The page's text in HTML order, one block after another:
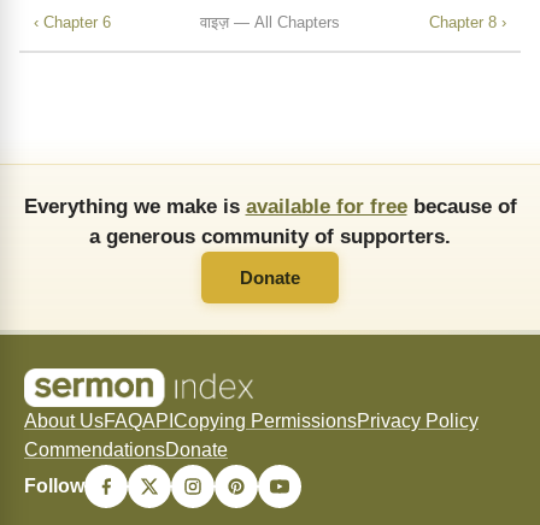
‹ Chapter 6 वाइज़ — All Chapters Chapter 8 ›
Everything we make is available for freebecause of
a generous community of supporters.
Donate
About UsFAQAPI Copying PermissionsPrivacy Policy
CommendationsDonate
Follow